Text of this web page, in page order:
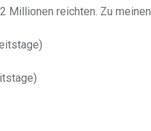
Millionen reichten. Zu